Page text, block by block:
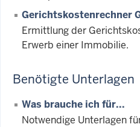
Gerichtskostenrechner
Ermittlung der
Erwerb einer Immobilie.
Benötigte Unterlagen
Was brauche ich für...
Notwendige Unterlagen